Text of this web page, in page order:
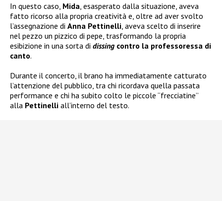
In questo caso, Mida , esasperato dalla situazione, aveva
fatto ricorso alla propria creatività e, oltre ad aver svolto
l’assegnazione di Anna Pettinelli , aveva scelto di inserire
nel pezzo un pizzico di pepe, trasformando la propria
esibizione in una sorta di dissing contro la professoressa di
canto.
Durante il concerto, il brano ha immediatamente catturato
l’attenzione del pubblico, tra chi ricordava quella passata
performance e chi ha subito colto le piccole “frecciatine”
alla Pettinelli all’interno del testo.